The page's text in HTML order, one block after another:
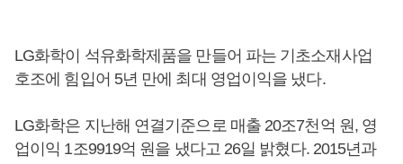
LG화학이 석유화학제품을 만들어 파는 기초소재사업
호조에 힘입어 5년 만에 최대 영업이익을 냈다.
LG화학은 지난해 연결기준으로 매출 20조7천억 원, 영
업이익 1조9919억 원을 냈다고 26일 밝혔다. 2015년과